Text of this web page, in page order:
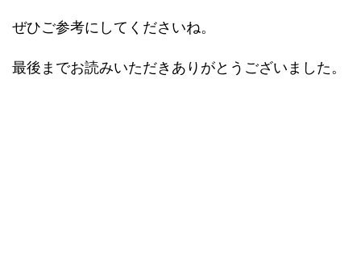
ぜひご参考にしてくださいね。
最後までお読みいただきありがとうございました。